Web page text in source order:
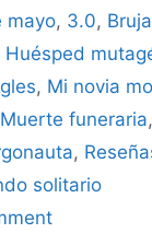
mayo, 3.0,
Huésped
, Mi novia
Muerte funeraria,
,
solitario